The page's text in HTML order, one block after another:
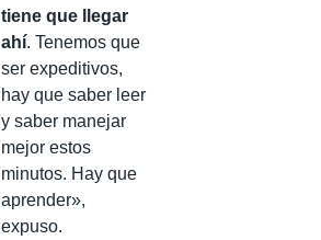
tiene que llegar
ahí. Tenemos que
ser expeditivos,
hay que saber leer
y saber manejar
mejor estos
minutos. Hay que
aprender»,
expuso.